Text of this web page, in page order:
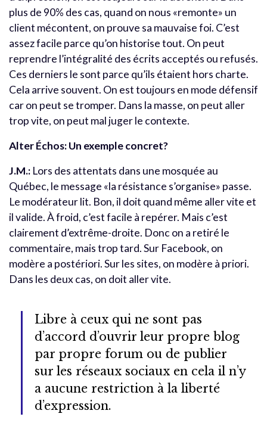
plus de 90% des cas, quand on nous «remonte» un
client mécontent, on prouve sa mauvaise foi. C’est
assez facile parce qu’on historise tout. On peut
reprendre l’intégralité des écrits acceptés ou refusés.
Ces derniers le sont parce qu’ils étaient hors charte.
Cela arrive souvent. On est toujours en mode défensif
car on peut se tromper. Dans la masse, on peut aller
trop vite, on peut mal juger le contexte.
Alter Échos: Un exemple concret?
J.M.: Lors des attentats dans une mosquée au
Québec, le message «la résistance s’organise» passe.
Le modérateur lit. Bon, il doit quand même aller vite et
il valide. À froid, c’est facile à repérer. Mais c’est
clairement d’extrême-droite. Donc on a retiré le
commentaire, mais trop tard. Sur Facebook, on
modère a postériori. Sur les sites, on modère à priori.
Dans les deux cas, on doit aller vite.
Libre à ceux qui ne sont pas
d’accord d’ouvrir leur propre blog
par propre forum ou de publier
sur les réseaux sociaux en cela il n’y
a aucune restriction à la liberté
d’expression.